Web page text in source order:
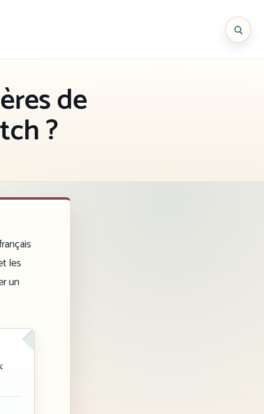
de
?
les
un